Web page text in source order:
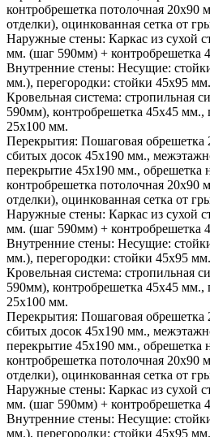
контробрешетка потолочная 20х90
отделки), оцинкованная сетка от
Наружные стены: Каркас из сухой
мм. (шаг 590мм) + контробрешетка
Внутренние стены: Несущие:
мм.), перегородки: стойки 45х95
Кровельная система: стропильная
590мм), контробрешетка 45х45 мм.,
25х100 мм.
Перекрытия: Пошаговая обрешетка
сбитых досок 45х190 мм.,
перекрытие 45х190 мм., обрешетка
контробрешетка потолочная 20х90
отделки), оцинкованная сетка от
Наружные стены: Каркас из сухой
мм. (шаг 590мм) + контробрешетка
Внутренние стены: Несущие:
мм.), перегородки: стойки 45х95
Кровельная система: стропильная
590мм), контробрешетка 45х45 мм.,
25х100 мм.
Перекрытия: Пошаговая обрешетка
сбитых досок 45х190 мм.,
перекрытие 45х190 мм., обрешетка
контробрешетка потолочная 20х90
отделки), оцинкованная сетка от
Наружные стены: Каркас из сухой
мм. (шаг 590мм) + контробрешетка
Внутренние стены: Несущие:
мм.), перегородки: стойки 45х95